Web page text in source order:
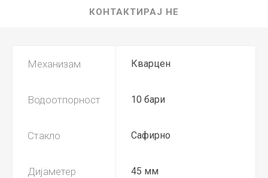
КОНТАКТИРАЈ НЕ
Механизам Кварцен
Водоотпорност 10 бари
Стакло Сафирно
Дијаметер 45 мм